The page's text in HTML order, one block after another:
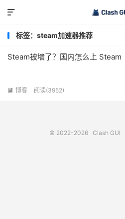

标签：steam加速器推荐
Steam被墙了？国内怎么上 Steam
 博客 阅读(3952)
© 2022-2026 Clash GUI